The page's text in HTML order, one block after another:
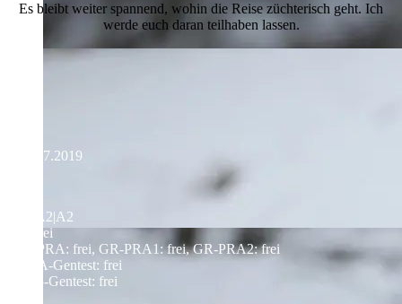
Es bleibt weiter spannend, wohin die Reise züchterisch geht. Ich
werde euch daran teilhaben lassen.
* 28.07.2019
HD: A2|A2
ED: frei
prcd-PRA: frei, GR-PRA1: frei, GR-PRA2: frei
ICT_A-Gentest: frei
NCL5-Gentest: frei